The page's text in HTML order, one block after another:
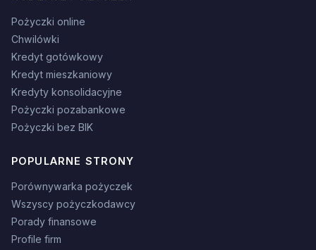
Pożyczki online
Chwilówki
Kredyt gotówkowy
Kredyt mieszkaniowy
Kredyty konsolidacyjne
Pożyczki pozabankowe
Pożyczki bez BIK
POPULARNE STRONY
Porównywarka pożyczek
Wszyscy pożyczkodawcy
Porady finansowe
Profile firm